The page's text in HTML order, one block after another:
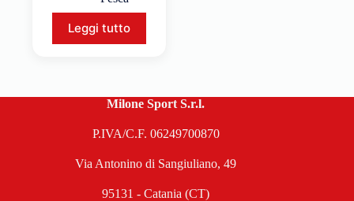
Leggi tutto
Milone Sport S.r.l.
P.IVA/C.F. 06249700870
Via Antonino di Sangiuliano, 49
95131 - Catania (CT)